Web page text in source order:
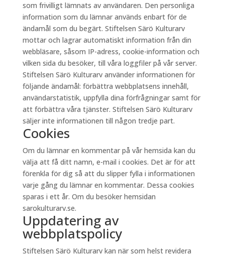
som frivilligt lämnats av användaren. Den personliga
information som du lämnar används enbart för de
ändamål som du begärt. Stiftelsen Särö Kulturarv
mottar och lagrar automatiskt information från din
webbläsare, såsom IP-adress, cookie-information och
vilken sida du besöker, till våra loggfiler på vår server.
Stiftelsen Särö Kulturarv använder informationen för
följande ändamål: förbättra webbplatsens innehåll,
användarstatistik, uppfylla dina förfrågningar samt för
att förbättra våra tjänster. Stiftelsen Särö Kulturarv
säljer inte informationen till någon tredje part.
Cookies
Om du lämnar en kommentar på vår hemsida kan du
välja att få ditt namn, e-mail i cookies. Det är för att
förenkla för dig så att du slipper fylla i informationen
varje gång du lämnar en kommentar. Dessa cookies
sparas i ett år. Om du besöker hemsidan
sarokulturarv.se.
Uppdatering av
webbplatspolicy
Stiftelsen Särö Kulturarv kan när som helst revidera